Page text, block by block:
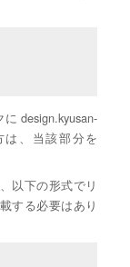
design.kyusan-
は、当該部分を
以下の形式でリ
する必要はあり